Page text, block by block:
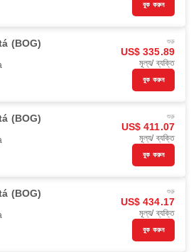
বুক করুন
(BOG) শুরু
US$ 335.89
মূল্য/ ব্যক্তি
বুক করুন
(BOG) শুরু
US$ 411.07
মূল্য/ ব্যক্তি
বুক করুন
(BOG) শুরু
US$ 434.17
মূল্য/ ব্যক্তি
বুক করুন